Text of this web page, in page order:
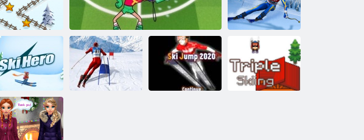
Teste Arena
Euro Calcio
1941 Fronte
congelato
Groovy sci Scarica di sci
Eroe di sci